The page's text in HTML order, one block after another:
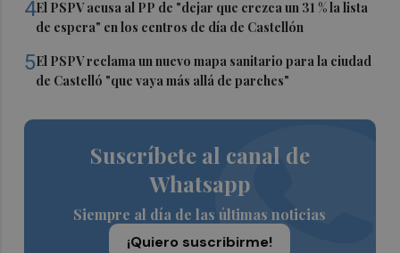
4El PSPV acusa al PP de "dejar que crezca un 31 % la lista
de espera" en los centros de día de Castellón
5El PSPV reclama un nuevo mapa sanitario para la ciudad
de Castelló "que vaya más allá de parches"
Suscríbete al canal de
Whatsapp
Siempre al día de las últimas noticias
¡Quiero suscribirme!